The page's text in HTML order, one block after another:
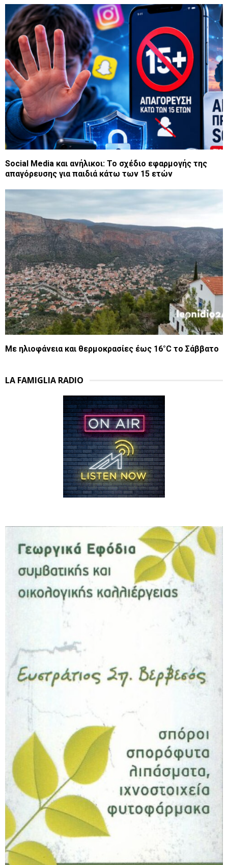
Social Media και ανήλικοι: Το σχέδιο εφαρμογής της
απαγόρευσης για παιδιά κάτω των 15 ετών
Με ηλιοφάνεια και θερμοκρασίες έως 16°C το Σάββατο
LA FAMIGLIA RADIO